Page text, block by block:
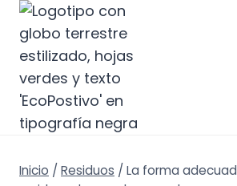
Saltar
contenido
Inicio / Residuos / La forma